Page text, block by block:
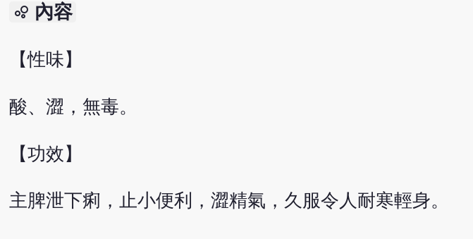
bubble_chart 內容
【性味】
酸、澀，無毒。
【功效】
主脾泄下痢，止小便利，澀精氣，久服令人耐寒輕身。